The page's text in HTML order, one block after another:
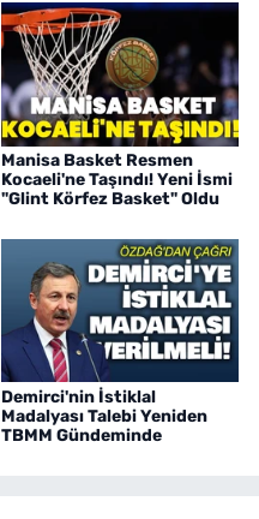
Manisa Basket Resmen
Kocaeli'ne Taşındı! Yeni İsmi
"Glint Körfez Basket" Oldu
Demirci'nin İstiklal
Madalyası Talebi Yeniden
TBMM Gündeminde